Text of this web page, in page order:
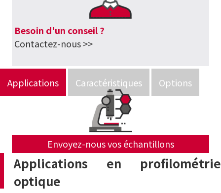
Besoin d'un conseil ?
Contactez-nous >>
Applications Caractéristiques Options
Envoyez-nous vos échantillons
Applications en profilométrie
optique